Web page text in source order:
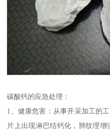
碳酸钙的应急处理：
1、健康危害：从事开采加工的
片上出现淋巴结钙化，肺纹理